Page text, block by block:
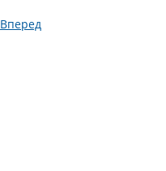
Вперед